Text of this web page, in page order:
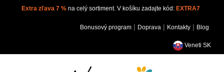
Extra zľava 7 %na celý sortiment. V košíku zadajte kód:
EXTRA7
Bonusový program|Doprava| Kontakty| Blog
Veneti SK